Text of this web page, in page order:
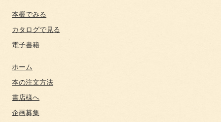
本棚でみる
カタログで見る
電子書籍
ホーム
本の注文方法
書店様へ
企画募集